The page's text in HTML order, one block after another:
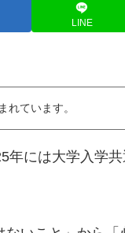
LINE
れています。
には大学入学